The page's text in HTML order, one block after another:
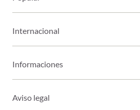
Internacional
Informaciones
Aviso legal